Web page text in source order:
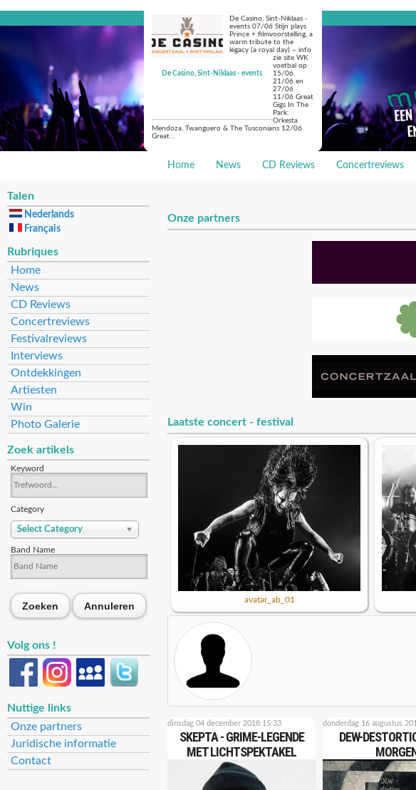
De Casino, Sint-Niklaas - events
De Casino, Sint-Niklaas -
events 07/06 Stijn plays
Prince + filmvoorstelling, a
warm tribute to the
legacy (a royal day) – info
zie site WK
voetbal op
15/06,
21/06 en
27/06
11/06 Great
Gigs In The
Park:
Orkesta
Mendoza, Twanguero & The Tusconians 12/06
Great…
Home News CD Reviews Concertreviews
Talen
Nederlands
Français
Rubriques
Home
News
CD Reviews
Concertreviews
Festivalreviews
Interviews
Ontdekkingen
Artiesten
Win
Photo Galerie
Zoek artikels
Keyword
Category
Select Category
Band Name
Zoeken Annuleren
Volg ons !
Nuttige links
Onze partners
Juridische informatie
Contact
Onze partners
Laatste concert - festival
avatar_ab_01
dinsdag 04 december 2018 15:33
SKEPTA - GRIME-LEGENDE
MET LICHTSPEKTAKEL
donderdag 16 augustus
DEW-